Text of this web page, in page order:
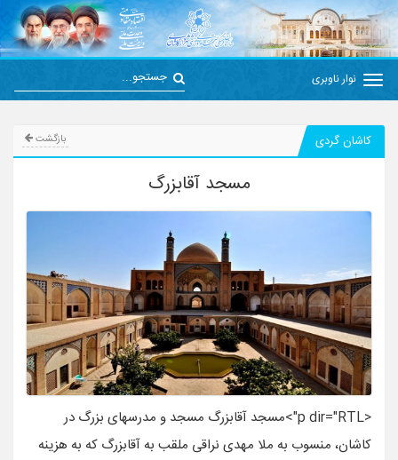
نوار ناوبری
کاشان گردی بازگشت
مسجد آقابزرگ
<p dir="RTL">مسجد آقابزرگ مسجد و مدرسه‎ای بزرگ در
کاشان، منسوب به ملا مهدی نراقی ملقب به آقابزرگ که به هزینه